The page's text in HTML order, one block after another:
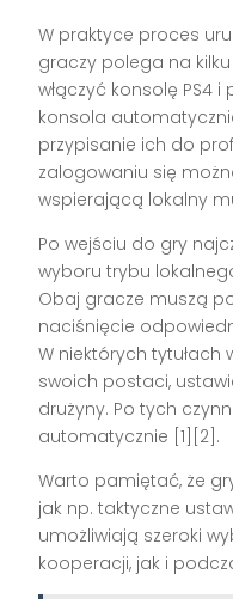
W praktyce proces
graczy polega na
włączyć konsolę PS4
konsola
przypisanie ich do
zalogowaniu się
wspierającą lokalny
Po wejściu do gry
wyboru trybu
Obaj gracze muszą
naciśnięcie
W niektórych
swoich postaci,
drużyny. Po tych
automatycznie [1][2] .
Warto pamiętać, że
jak np. taktyczne
umożliwiają szeroki
kooperacji, jak i